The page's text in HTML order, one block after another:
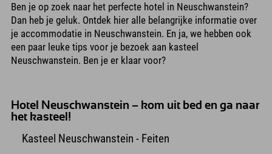
Ben je op zoek naar het perfecte hotel in Neuschwanstein?
Dan heb je geluk. Ontdek hier alle belangrijke informatie over
je accommodatie in Neuschwanstein. En ja, we hebben ook
een paar leuke tips voor je bezoek aan kasteel
Neuschwanstein. Ben je er klaar voor?
Hotel Neuschwanstein – kom uit bed en ga naar
het kasteel!
Kasteel Neuschwanstein - Feiten